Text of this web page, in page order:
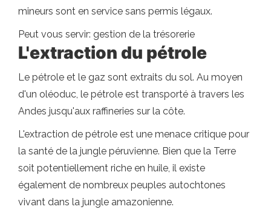
mineurs sont en service sans permis légaux.
Peut vous servir: gestion de la trésorerie
L'extraction du pétrole
Le pétrole et le gaz sont extraits du sol. Au moyen
d'un oléoduc, le pétrole est transporté à travers les
Andes jusqu'aux raffineries sur la côte.
L'extraction de pétrole est une menace critique pour
la santé de la jungle péruvienne. Bien que la Terre
soit potentiellement riche en huile, il existe
également de nombreux peuples autochtones
vivant dans la jungle amazonienne.